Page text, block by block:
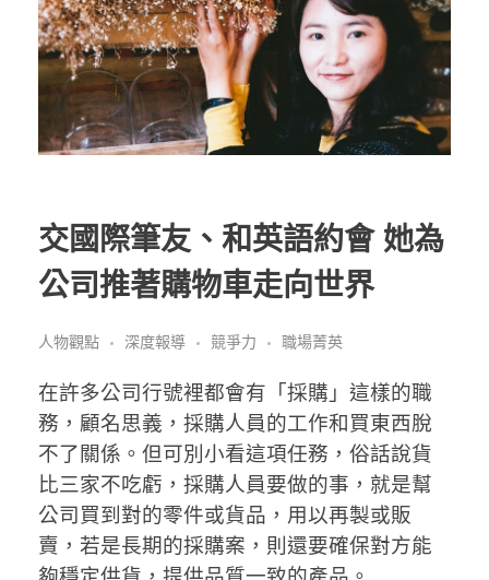
交國際筆友、和英語約會 她為
公司推著購物車走向世界
人物觀點 深度報導 競爭力 職場菁英
在許多公司行號裡都會有「採購」這樣的職
務，顧名思義，採購人員的工作和買東西脫
不了關係。但可別小看這項任務，俗話說貨
比三家不吃虧，採購人員要做的事，就是幫
公司買到對的零件或貨品，用以再製或販
賣，若是長期的採購案，則還要確保對方能